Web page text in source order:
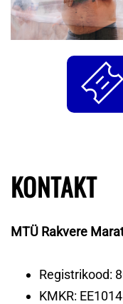
KONTAKT
MTÜ Rakvere
Registrikood:
KMKR: